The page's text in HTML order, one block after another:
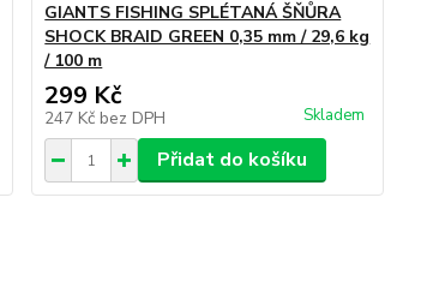
GIANTS FISHING SPLÉTANÁ ŠŇŮRA
SHOCK BRAID GREEN 0,35 mm / 29,6 kg
/ 100 m
299 Kč
247 Kč bez DPH Skladem
Přidat do košíku